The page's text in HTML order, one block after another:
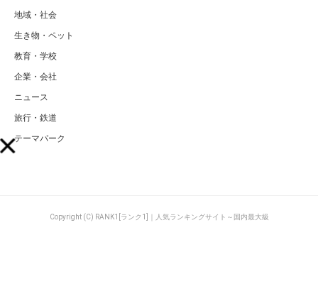
地域・社会
生き物・ペット
教育・学校
企業・会社
ニュース
旅行・鉄道
テーマパーク
Copyright (C) RANK1[ランク1]｜人気ランキングサイト～国内最大級